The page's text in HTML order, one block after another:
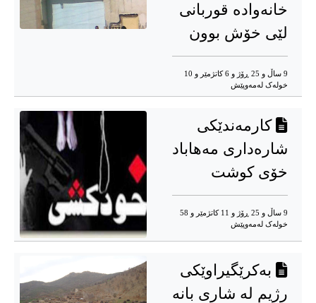
خانەوادە قوربانی
لێی خۆش بوون
9 ساڵ و 25 ڕۆژ و 6 کاتژمێر و 10
خوله‌ک له‌مه‌وپێش‌
کارمەندێکی
شارەداری مەهاباد
خۆی کوشت
9 ساڵ و 25 ڕۆژ و 11 کاتژمێر و 58
خوله‌ک له‌مه‌وپێش‌
بەکرێگیراوێکی
رژیم لە شاری بانە